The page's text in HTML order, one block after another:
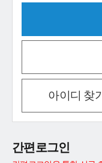
아이디 찾기
간편로그인